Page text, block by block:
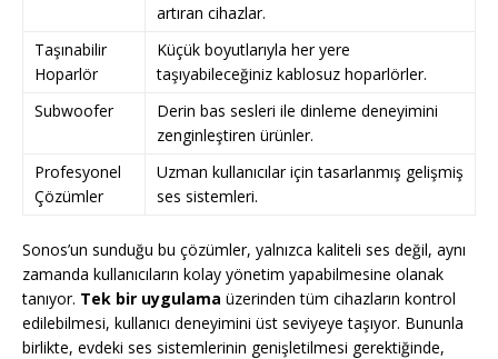
artıran cihazlar.
Taşınabilir
Hoparlör
Küçük boyutlarıyla her yere
taşıyabileceğiniz kablosuz hoparlörler.
Subwoofer
Derin bas sesleri ile dinleme deneyimini
zenginleştiren ürünler.
Profesyonel
Çözümler
Uzman kullanıcılar için tasarlanmış gelişmiş
ses sistemleri.
Sonos’un sunduğu bu çözümler, yalnızca kaliteli ses değil, aynı
zamanda kullanıcıların kolay yönetim yapabilmesine olanak
tanıyor. Tek bir uygulama üzerinden tüm cihazların kontrol
edilebilmesi, kullanıcı deneyimini üst seviyeye taşıyor. Bununla
birlikte, evdeki ses sistemlerinin genişletilmesi gerektiğinde,